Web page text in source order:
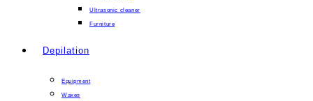
Ultrasonic cleaner
Furniture
Depilation
Equipment
Waxes